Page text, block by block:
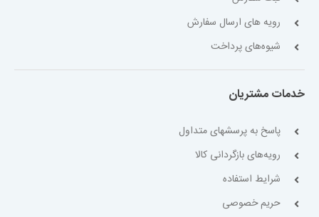
رویه های ارسال سفارش
شیوه‌های پرداخت
خدمات مشتریان
پاسخ به پرسشهای متداول
رویه‌های بازگردانی کالا
شرایط استفاده
حریم خصوصی